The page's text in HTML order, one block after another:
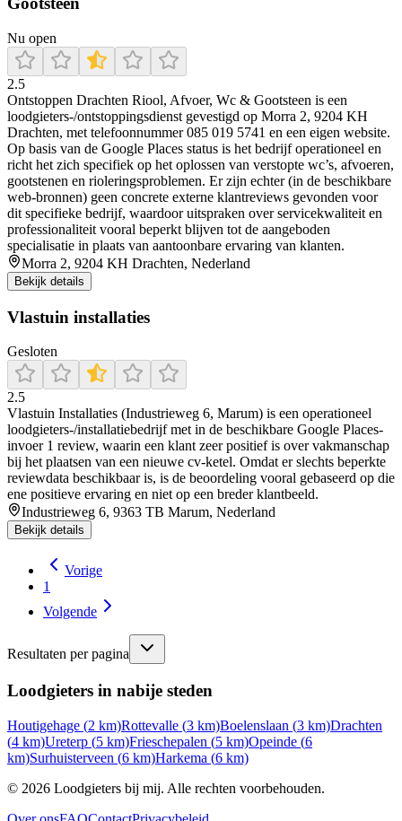
Nu open
2.5
Ontstoppen Drachten Riool, Afvoer, Wc & Gootsteen is een
loodgieters-/ontstoppingsdienst gevestigd op Morra 2, 9204 KH
Drachten, met telefoonnummer 085 019 5741 en een eigen website.
Op basis van de Google Places status is het bedrijf operationeel en
richt het zich specifiek op het oplossen van verstopte wc’s, afvoeren,
gootstenen en rioleringsproblemen. Er zijn echter (in de beschikbare
web-bronnen) geen concrete externe klantreviews gevonden voor
dit specifieke bedrijf, waardoor uitspraken over servicekwaliteit en
professionaliteit vooral beperkt blijven tot de aangeboden
specialisatie in plaats van aantoonbare ervaring van klanten.
Morra 2, 9204 KH Drachten, Nederland
Bekijk details
Vlastuin installaties
Gesloten
2.5
Vlastuin Installaties (Industrieweg 6, Marum) is een operationeel
loodgieters-/installatiebedrijf met in de beschikbare Google Places-
invoer 1 review, waarin een klant zeer positief is over vakmanschap
bij het plaatsen van een nieuwe cv-ketel. Omdat er slechts beperkte
reviewdata beschikbaar is, is de beoordeling vooral gebaseerd op die
ene positieve ervaring en niet op een breder klantbeeld.
Industrieweg 6, 9363 TB Marum, Nederland
Bekijk details
Vorige
1
Volgende
Resultaten per pagina
Loodgieters in nabije steden
Houtigehage (2 km)Rottevalle (3 km)Boelenslaan (3 km)Drachten
(4 km)Ureterp (5 km)Frieschepalen (5 km)Opeinde (6
km)Surhuisterveen (6 km)Harkema (6 km)
© 2026 Loodgieters bij mij. Alle rechten voorbehouden.